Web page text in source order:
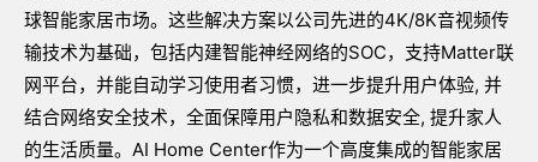
球智能家居市场。这些解决方案以公司先进的4K/8K音视频传
输技术为基础，包括内建智能神经网络的SOC，支持Matter联
网平台，并能自动学习使用者习惯，进一步提升用户体验, 并
结合网络安全技术，全面保障用户隐私和数据安全, 提升家人
的生活质量。AI Home Center作为一个高度集成的智能家居